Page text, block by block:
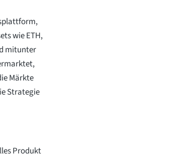
wie ETH,
mitunter
Märkte
Strategie
Produkt